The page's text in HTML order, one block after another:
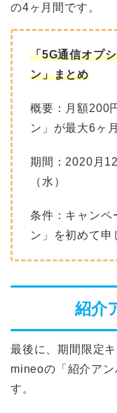
の4ヶ月間です。
「5G通信オプ
ン」まとめ
概要：月額200
ン」が最大6ヶ
期間：2020月
（水）
条件：キャンペ
ン」を初めて申
紹介
最後に、期間限定
mineoの「紹介ア
す。